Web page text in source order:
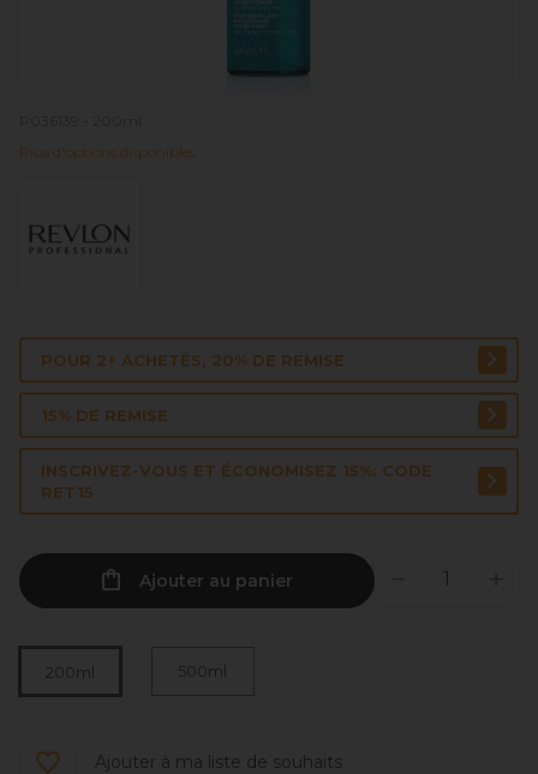
Plus d'options disponibles
POUR 2+ ACHETÉS, 20% DE REMISE
15% DE REMISE
INSCRIVEZ-VOUS ET ÉCONOMISEZ 15%: CODE
RET15
Ajouter au panier
200ml 500ml
Ajouter à ma liste de souhaits